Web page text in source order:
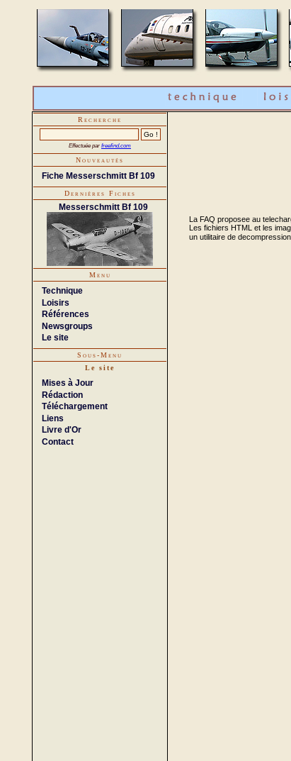
Recherche
Effectuée par freefind.com
Nouveautés
Fiche Messerschmitt Bf 109
Dernières Fiches
Messerschmitt Bf 109
Menu
Technique
Loisirs
Références
Newsgroups
Le site
Sous-Menu
Le site
Mises à Jour
Rédaction
Téléchargement
Liens
Livre d'Or
Contact
La FAQ proposee au
Les fichiers HTML et les
un utilitaire de